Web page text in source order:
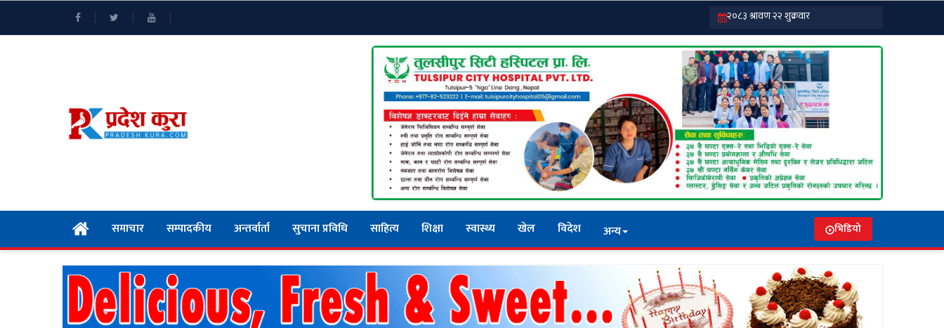
समाचार सम्पादकीय अन्तर्वार्ता सुचाना प्रविधि साहित्य शिक्षा स्वास्थ्य खेल विदेश अन्य भिडियो